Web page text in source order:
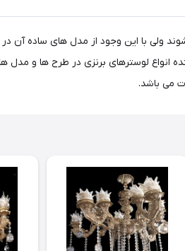
ولی با این وجود از مدل های ساده